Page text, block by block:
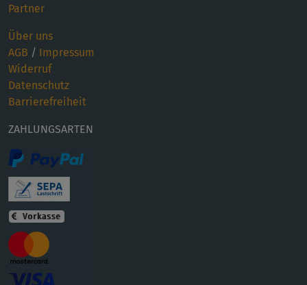
Partner
Über uns
AGB / Impressum
Widerruf
Datenschutz
Barrierefreiheit
ZAHLUNGSARTEN